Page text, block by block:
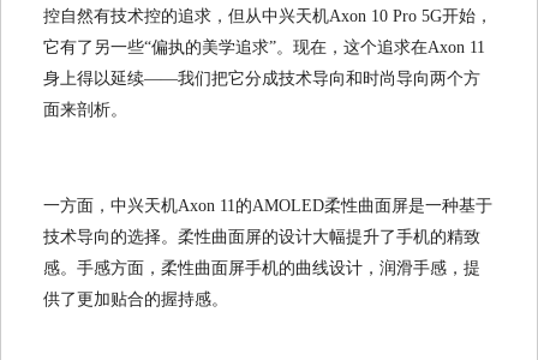
控自然有技术控的追求，但从中兴天机Axon 10 Pro 5G开始，
它有了另一些“偏执的美学追求”。现在，这个追求在Axon 11
身上得以延续——我们把它分成技术导向和时尚导向两个方
面来剖析。
一方面，中兴天机Axon 11的AMOLED柔性曲面屏是一种基于
技术导向的选择。柔性曲面屏的设计大幅提升了手机的精致
感。手感方面，柔性曲面屏手机的曲线设计，润滑手感，提
供了更加贴合的握持感。